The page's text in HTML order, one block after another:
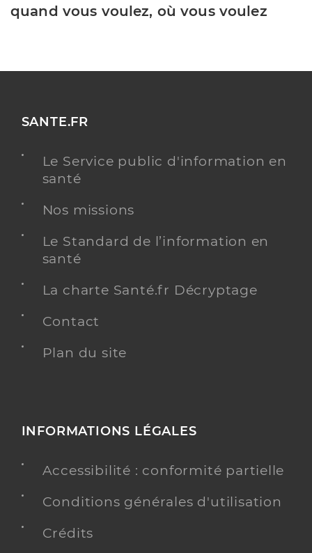
quand vous voulez, où vous voulez
SANTE.FR
Le Service public d'information en
santé
Nos missions
Le Standard de l’information en
santé
La charte Santé.fr Décryptage
Contact
Plan du site
INFORMATIONS LÉGALES
Accessibilité : conformité partielle
Conditions générales d'utilisation
Crédits